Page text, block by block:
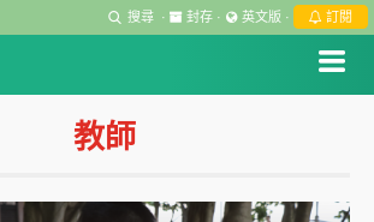
搜尋 · 封存 · 英文版 · 訂閱
教師